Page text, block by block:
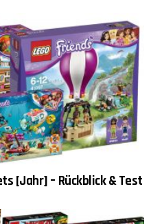
[Jahr] – Rückblick & Test